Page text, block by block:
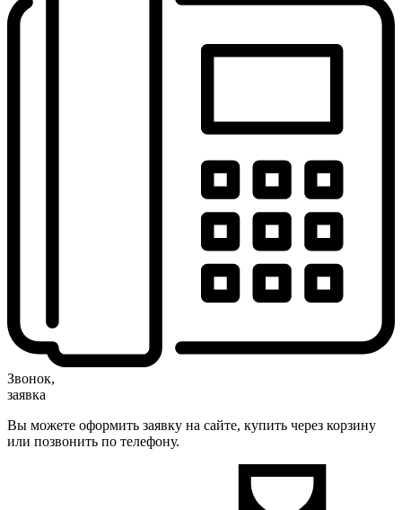
Звонок,
заявка
Вы можете оформить заявку на сайте, купить через корзину
или позвонить по телефону.